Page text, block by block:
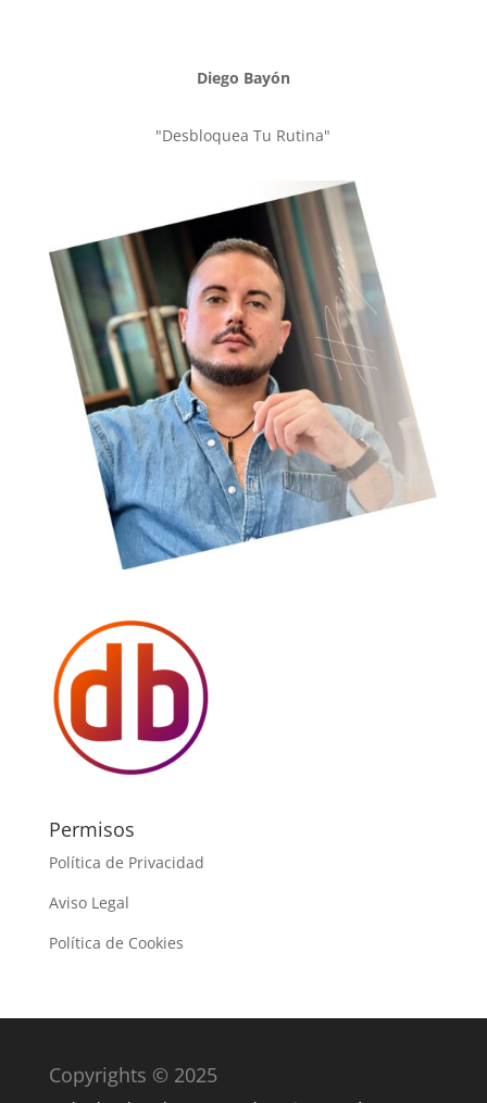
Diego Bayón
"Desbloquea Tu Rutina"
Permisos
Política de Privacidad
Aviso Legal
Política de Cookies
Copyrights © 2025